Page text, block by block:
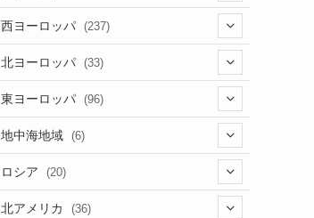
(8)
(4)
(2)
(6)(5)(2)
(1)
(20)
西ヨーロッパ (237)
(1)
(46)
(26)
北ヨーロッパ (33)
(3)
(13)
(8)
東ヨーロッパ (96)
(2)
(3)
地中海地域 (6)
(3)
(3)
ロシア (20)
(20)
北アメリカ (36)